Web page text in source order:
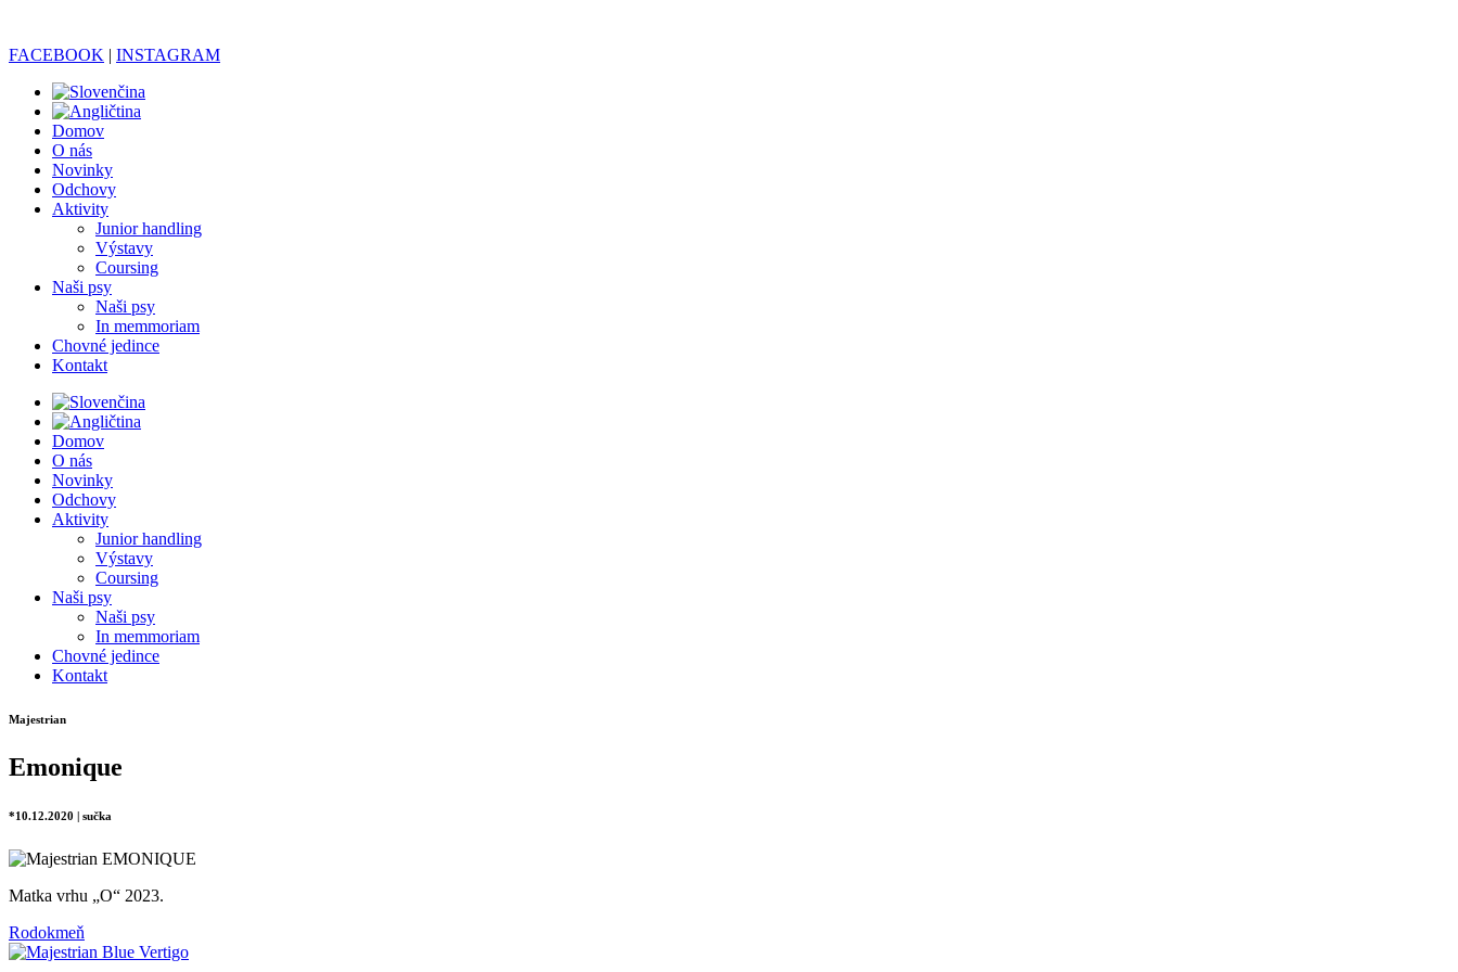
FACEBOOK | INSTAGRAM
Domov
O nás
Novinky
Odchovy
Aktivity
Junior handling
Výstavy
Coursing
Naši psy
Naši psy
In memmoriam
Chovné jedince
Kontakt
Domov
O nás
Novinky
Odchovy
Aktivity
Junior handling
Výstavy
Coursing
Naši psy
Naši psy
In memmoriam
Chovné jedince
Kontakt
Majestrian
Emonique
*10.12.2020 | sučka
Matka vrhu „O“ 2023.
Rodokmeň